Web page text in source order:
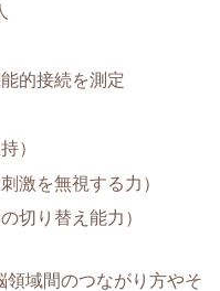
的接続を測定
）
激を無視する力）
切り替え能力）
領域間のつながり方やそ